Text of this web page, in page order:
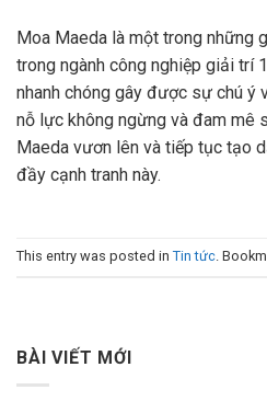
Moa Maeda là một trong những
trong ngành công nghiệp giải trí
nhanh chóng gây được sự chú ý
nỗ lực không ngừng và đam mê
Maeda vươn lên và tiếp tục tạo
đầy cạnh tranh này.
This entry was posted in Tin tức.
BÀI VIẾT MỚI